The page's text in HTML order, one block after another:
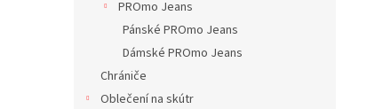
PROmo Jeans
Pánské PROmo Jeans
Dámské PROmo Jeans
Chrániče
Oblečení na skútr